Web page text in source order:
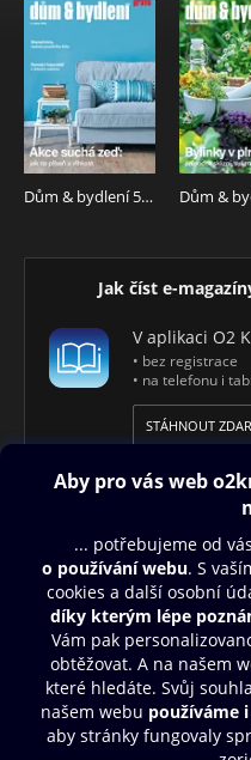
Dům & bydlení 5.8.2026
Jak číst e-
V aplikaci O2
• bez registrace
• na telefonu i
STÁHNOUT
Obsah ke stažení
Moje O2 Knihovna
Další zábava